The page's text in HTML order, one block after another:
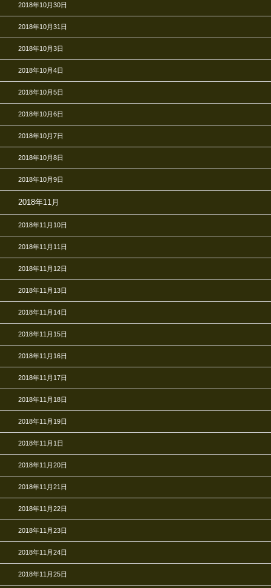
2018年10月30日
2018年10月31日
2018年10月3日
2018年10月4日
2018年10月5日
2018年10月6日
2018年10月7日
2018年10月8日
2018年10月9日
2018年11月
2018年11月10日
2018年11月11日
2018年11月12日
2018年11月13日
2018年11月14日
2018年11月15日
2018年11月16日
2018年11月17日
2018年11月18日
2018年11月19日
2018年11月1日
2018年11月20日
2018年11月21日
2018年11月22日
2018年11月23日
2018年11月24日
2018年11月25日